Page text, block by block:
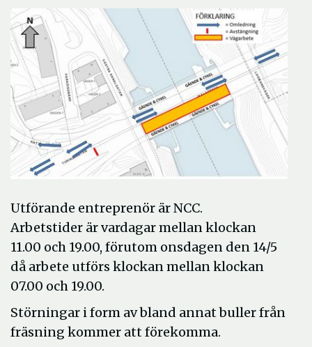
Utförande entreprenör är NCC.
Arbetstider är vardagar mellan klockan
11.00 och 19.00, förutom onsdagen den 14/5
då arbete utförs klockan mellan klockan
07.00 och 19.00.
Störningar i form av bland annat buller från
fräsning kommer att förekomma.